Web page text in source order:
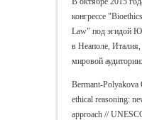
конгрессе
Law" под эгидой
в Неаполе, Италия,
мировой аудитории:
Bermant-Polyakova
ethical reasoning:
approach //